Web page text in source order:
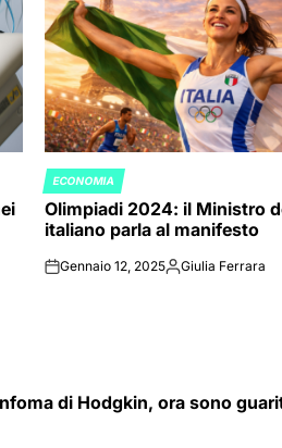
POSTED
IN
ECONOMIA
Olimpiadi 2024: il Ministro
italiano parla al manifesto
onGennaio 12, 2025Posted
Giulia Ferrara
di Hodgkin, ora sono